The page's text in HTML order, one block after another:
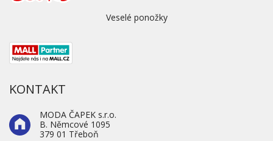
Veselé ponožky
KONTAKT
MODA ČAPEK s.r.o.
B. Němcové 1095
379 01 Třeboň